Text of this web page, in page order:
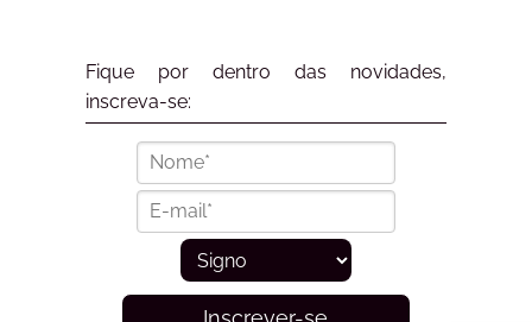
Fique por dentro das novidades,
inscreva-se: